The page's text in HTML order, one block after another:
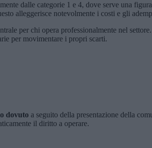
dalle categorie 1 e 4, dove serve una
alleggerisce notevolmente i costi e gli
per chi opera professionalmente nel
per movimentare i propri scarti.
dovuto a seguito della presentazione della
il diritto a operare.